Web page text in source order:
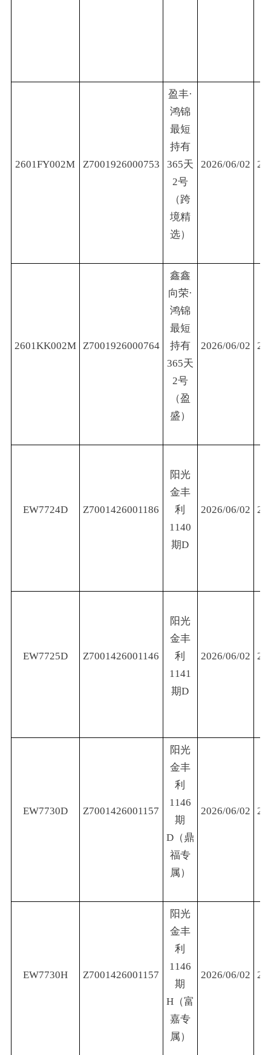
2601FY002M Z7001926000753
盈丰·
鸿锦
最短
持有
365天
2号
（跨
境精
选）
2026/06/02
2601KK002M Z7001926000764
鑫鑫
向荣·
鸿锦
最短
持有
365天
2号
（盈
盛）
2026/06/02
EW7724D Z7001426001186
阳光
金丰
利
1140
期D
2026/06/02
EW7725D Z7001426001146
阳光
金丰
利
1141
期D
2026/06/02
EW7730D Z7001426001157
阳光
金丰
利
1146
期
D（鼎
福专
属）
2026/06/02
EW7730H Z7001426001157
阳光
金丰
利
1146
期
H（富
嘉专
属）
2026/06/02